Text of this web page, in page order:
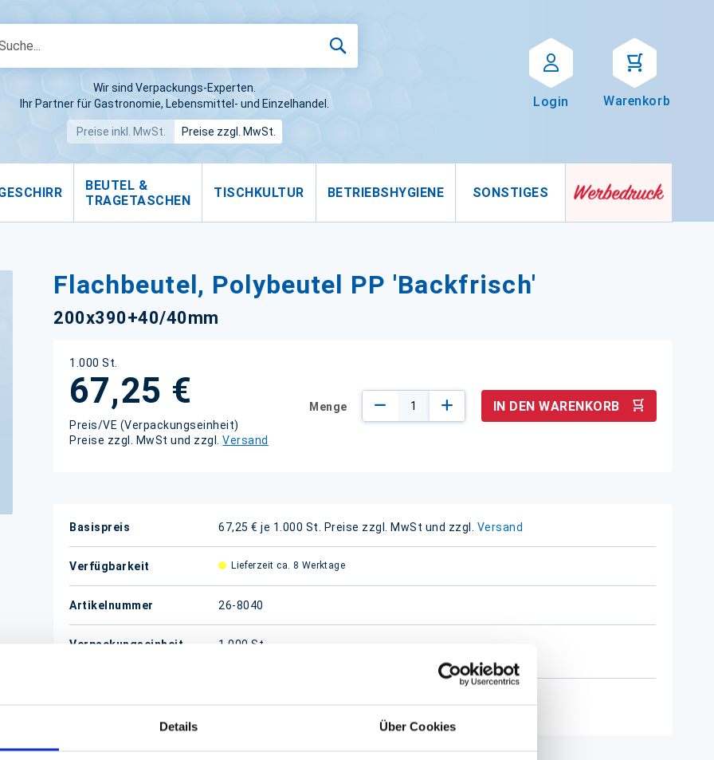
Details Über Cookies
Wir sind Verpackungs-Experten.
Ihr Partner für Gastronomie, Lebensmittel- und Einzelhandel.
Preise inkl. MwSt. Preise zzgl. MwSt.
Login Warenkorb
BEUTEL &
TRAGETASCHEN
TISCHKULTUR BETRIEBSHYGIENE SONSTIGES
Flachbeutel, Polybeutel PP 'Backfrisch'
200x390+40/40mm
1.000 St.
67,25 €
Preis/VE (Verpackungseinheit)
Preise zzgl. MwSt und zzgl.Versand
Menge IN DEN WARENKORB
Weitere
Basispreis 67,25 € je 1.000 St. Preise zzgl. MwSt und zzgl. Versand
Verfügbarkeit Lieferzeit ca. 8 Werktage
Artikelnummer 26-8040
Verpackungseinheit
1.000 St.